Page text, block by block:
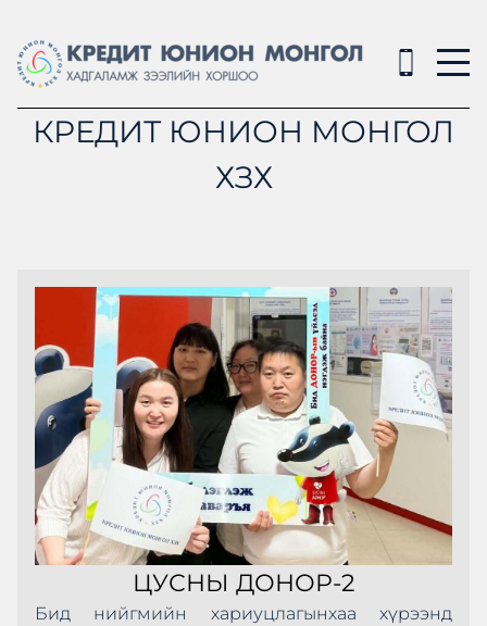
КРЕДИТ ЮНИОН МОНГОЛ
ХЗХ
ЦУСНЫ ДОНОР-2
Бид нийгмийн хариуцлагынхаа хүрээнд